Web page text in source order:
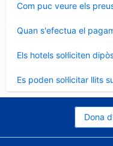
Com puc veure els
tancat
Quan s'efectua el
tancat
Els hotels sol·liciten
tancat
Es poden sol·licitar llits
tancat
Dona